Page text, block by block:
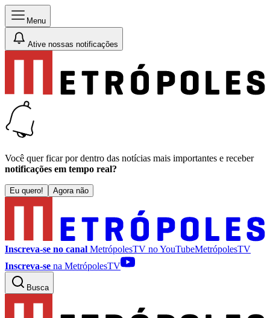
Menu
Ative nossas notificações
Você quer ficar por dentro das notícias mais importantes e receber
notificações em tempo real?
Eu quero! Agora não
Inscreva-se no canal MetrópolesTV noYouTubeMetrópolesTV
Inscreva-se na MetrópolesTV
Busca